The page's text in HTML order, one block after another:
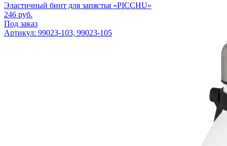
Эластичный бинт для запястья «PICCHU»
246 руб.
Под заказ
Артикул: 99023-103, 99023-105